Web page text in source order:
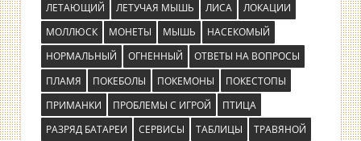
ЛЕТАЮЩИЙ
ЛЕТУЧАЯ МЫШЬ ЛИСА
ЛОКАЦИИ
МОЛЛЮСК
МОНЕТЫ МЫШЬ
НАСЕКОМЫЙ
НОРМАЛЬНЫЙ
ОГНЕННЫЙ
ОТВЕТЫ НА ВОПРОСЫ
ПЛАМЯ
ПОКЕБОЛЫ ПОКЕМОНЫ
ПОКЕСТОПЫ
ПРИМАНКИ
ПРОБЛЕМЫ С ИГРОЙ
ПТИЦА
РАЗРЯД БАТАРЕИ
СЕРВИСЫ ТАБЛИЦЫ ТРАВЯНОЙ